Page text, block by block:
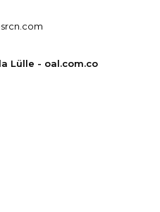
Lülle - oal.com.co